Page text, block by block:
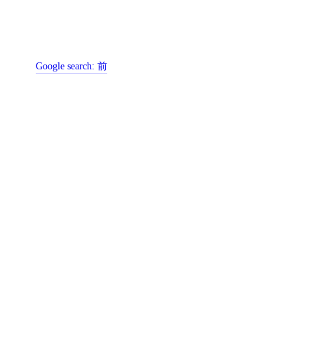
Google search:前